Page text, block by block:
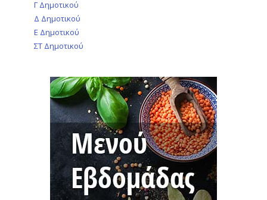
Γ Δημοτικού
Δ Δημοτικού
Ε Δημοτικού
ΣΤ Δημοτικού